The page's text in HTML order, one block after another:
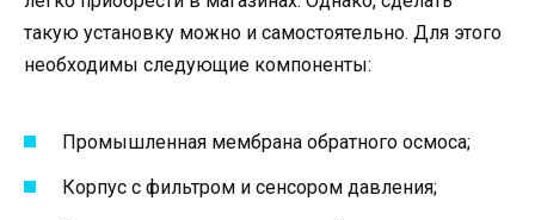
такую установку можно и самостоятельно. Для этого
необходимы следующие компоненты:
Промышленная мембрана обратного осмоса;
Корпус с фильтром и сенсором давления;